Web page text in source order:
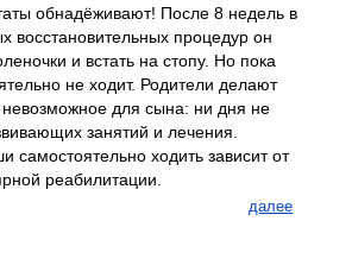
обнадёживают! После 8 недель в
восстановительных процедур он
и встать на стопу. Но пока
не ходит. Родители делают
для сына: ни дня не
занятий и лечения.
самостоятельно ходить зависит от
реабилитации.
далее